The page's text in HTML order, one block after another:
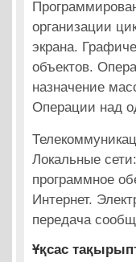
организации
экрана.
объектов.
назначение
Операции над
Локальные
программное
Интернет.
передача
Ұқсас